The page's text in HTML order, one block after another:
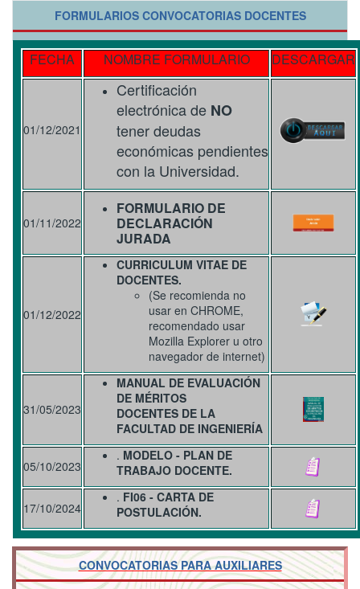
FORMULARIOS CONVOCATORIAS DOCENTES
FECHA NOMBRE FORMULARIO DESCARGAR
01/12/2021
Certificación
electrónica de NO
tener deudas
económicas pendientes
con la Universidad.
01/11/2022
FORMULARIO DE
DECLARACIÓN
JURADA
01/12/2022
CURRICULUM VITAE DE
DOCENTES.
(Se recomienda no
usar en CHROME,
recomendado usar
Mozilla Explorer u otro
navegador de internet)
31/05/2023
MANUAL DE EVALUACIÓN
DE MÉRITOS
DOCENTES DE LA
FACULTAD DE INGENIERÍA
05/10/2023
. MODELO - PLAN DE
TRABAJO DOCENTE.
17/10/2024
. FI06 - CARTA DE
POSTULACIÓN.
CONVOCATORIAS PARA AUXILIARES